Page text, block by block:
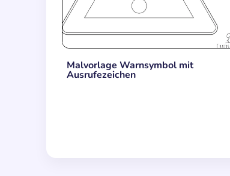
Malvorlage Warnsymbol mit
Ausrufezeichen